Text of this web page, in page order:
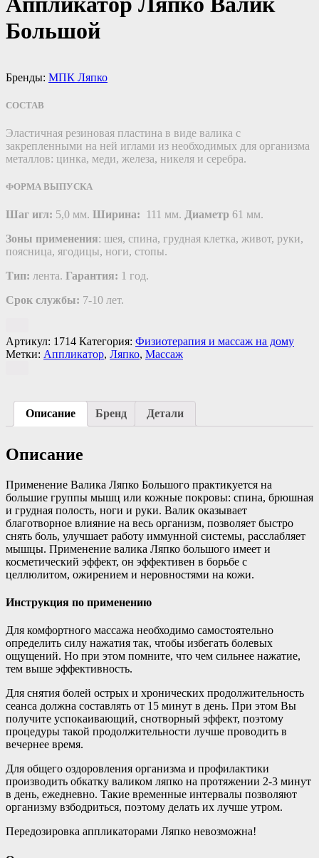
Большой
Бренды: МПК Ляпко
СОСТАВ
Эластичная резиновая пластина в виде валика с
закрепленными на ней иглами из необходимых для организма
металлов: цинка, меди, железа, никеля и серебра.
ФОРМА ВЫПУСКА
Шаг игл: 5,0 мм. Ширина: 111 мм. Диаметр 61 мм.
Зоны применения: шея, спина, грудная клетка, живот, руки,
поясница, ягодицы, ноги, стопы.
Тип: лента. Гарантия: 1 год.
Срок службы: 7-10 лет.
Артикул: 1714 Категория: Физиотерапия и массаж на дому
Метки: Аппликатор, Ляпко, Массаж
Описание Бренд Детали
Описание
Применение Валика Ляпко Большого практикуется на
большие группы мышц или кожные покровы: спина, брюшная
и грудная полость, ноги и руки. Валик оказывает
благотворное влияние на весь организм, позволяет быстро
снять боль, улучшает работу иммунной системы, расслабляет
мышцы. Применение валика Ляпко большого имеет и
косметический эффект, он эффективен в борьбе с
целлюлитом, ожирением и неровностями на кожи.
Инструкция по применению
Для комфортного массажа необходимо самостоятельно
определить силу нажатия так, чтобы избегать болевых
ощущений. Но при этом помните, что чем сильнее нажатие,
тем выше эффективность.
Для снятия болей острых и хронических продолжительность
сеанса должна составлять от 15 минут в день. При этом Вы
получите успокаивающий, снотворный эффект, поэтому
процедуры такой продолжительности лучше проводить в
вечернее время.
Для общего оздоровления организма и профилактики
производить обкатку валиком ляпко на протяжении 2-3 минут
в день, ежедневно. Такие временные интервалы позволяют
организму взбодриться, поэтому делать их лучше утром.
Передозировка аппликаторами Ляпко невозможна!